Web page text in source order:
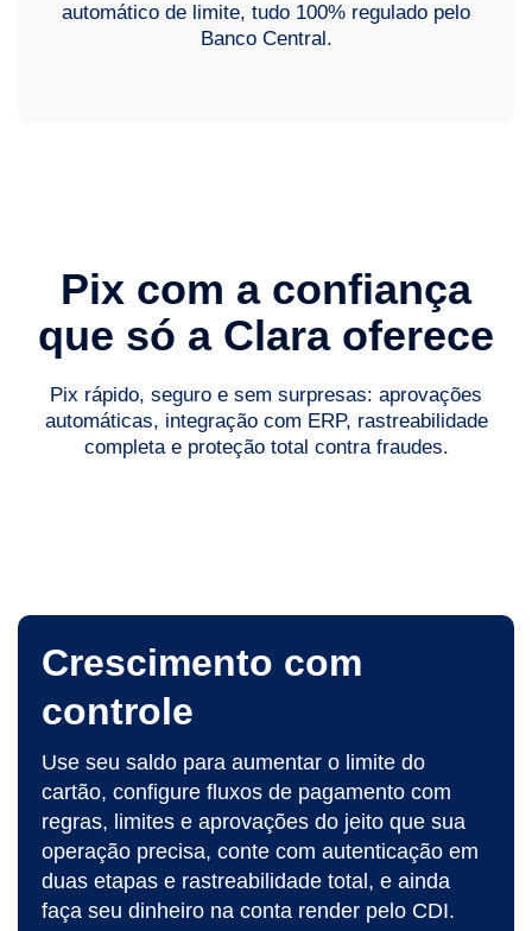
automático de limite, tudo 100% regulado pelo
Banco Central.
Pix com a confiança
que só a Clara oferece
Pix rápido, seguro e sem surpresas: aprovações
automáticas, integração com ERP, rastreabilidade
completa e proteção total contra fraudes.
Crescimento com
controle
Use seu saldo para aumentar o limite do
cartão, configure fluxos de pagamento com
regras, limites e aprovações do jeito que sua
operação precisa, conte com autenticação em
duas etapas e rastreabilidade total, e ainda
faça seu dinheiro na conta render pelo CDI.